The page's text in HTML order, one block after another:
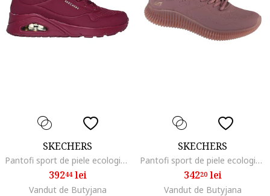
SKECHERS
Pantofi sport de piele ecologica Uno Stand On Air, Violet tyrian
39244lei
Vandut de Butyjana
SKECHERS
Pantofi sport de piele ecologica, Rosu
34220lei
Vandut de Butyjana